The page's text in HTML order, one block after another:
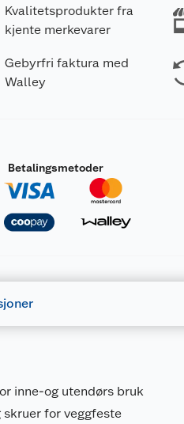
Kvalitetsprodukter fra
kjente merkevarer
Gebyrfri faktura med
Walley
Betalingsmetoder
inne-og utendørs bruk
skruer for veggfeste